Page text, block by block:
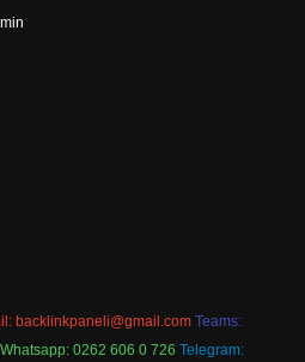
backlinkpaneli@gmail.com Teams:
Whatsapp: 0262 606 0 726 Telegram: